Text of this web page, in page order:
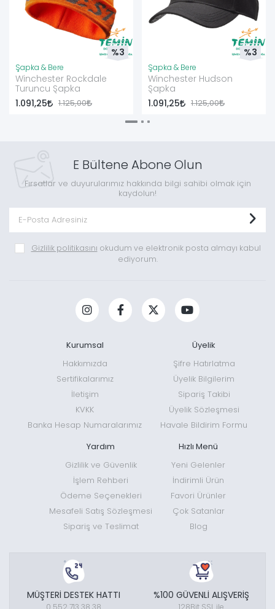
Şapka & Bere
Winchester Rockdale
Turuncu Şapka
1.091,25
1.125,00
%3
Şapka & Bere
Winchester Hudson
Şapka
1.091,25
1.125,00
%3
E Bültene Abone Olun
Fırsatlar ve duyurularımız hakkında bilgi sahibi olmak için
kaydolun!
Gizlilik politikasını okudum ve elektronik posta almayı kabul
ediyorum.
Kurumsal
Hakkımızda
Sertifikalarımız
İletişim
KVKK
Banka Hesap Numaralarımız
Üyelik
Şifre Hatırlatma
Üyelik Bilgilerim
Sipariş Takibi
Üyelik Sözleşmesi
Havale Bildirim Formu
Yardım
Gizlilik ve Güvenlik
İşlem Rehberi
Ödeme Seçenekleri
Mesafeli Satış Sözleşmesi
Sipariş ve Teslimat
Hızlı Menü
Yeni Gelenler
İndirimli Ürün
Favori Ürünler
Çok Satanlar
Blog
MÜŞTERİ DESTEK HATTI
0 552 713 38 38
%100 GÜVENLİ ALIŞVERİŞ
128Bit SSL ile